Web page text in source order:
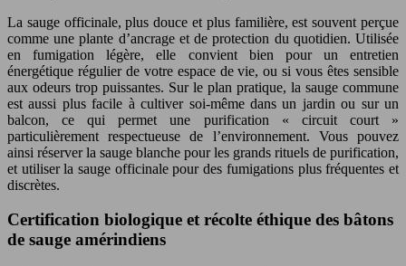
La sauge officinale, plus douce et plus familière, est souvent perçue
comme une plante d’ancrage et de protection du quotidien. Utilisée
en fumigation légère, elle convient bien pour un entretien
énergétique régulier de votre espace de vie, ou si vous êtes sensible
aux odeurs trop puissantes. Sur le plan pratique, la sauge commune
est aussi plus facile à cultiver soi-même dans un jardin ou sur un
balcon, ce qui permet une purification « circuit court »
particulièrement respectueuse de l’environnement. Vous pouvez
ainsi réserver la sauge blanche pour les grands rituels de purification,
et utiliser la sauge officinale pour des fumigations plus fréquentes et
discrètes.
Certification biologique et récolte éthique des bâtons
de sauge amérindiens